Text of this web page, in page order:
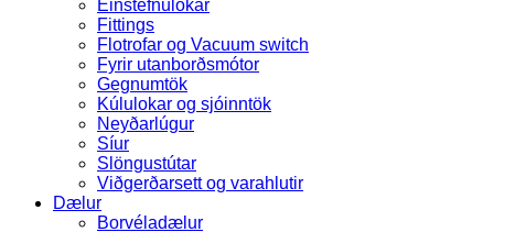
Einstefnulokar
Fittings
Flotrofar og Vacuum switch
Fyrir utanborðsmótor
Gegnumtök
Kúlulokar og sjóinntök
Neyðarlúgur
Síur
Slöngustútar
Viðgerðarsett og varahlutir
Dælur
Borvéladælur